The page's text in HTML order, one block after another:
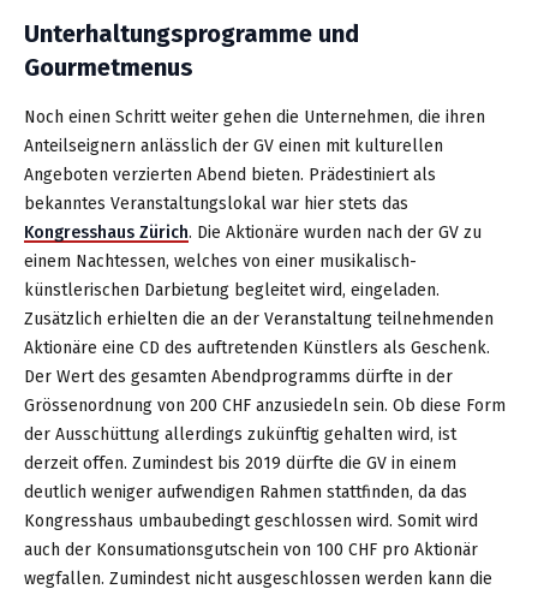
Unterhaltungsprogramme und
Gourmetmenus
Noch einen Schritt weiter gehen die Unternehmen, die ihren
Anteilseignern anlässlich der GV einen mit kulturellen
Angeboten verzierten Abend bieten. Prädestiniert als
bekanntes Veranstaltungslokal war hier stets das
Kongresshaus Zürich. Die Aktionäre wurden nach der GV zu
einem Nachtessen, welches von einer musikalisch-
künstlerischen Darbietung begleitet wird, eingeladen.
Zusätzlich erhielten die an der Veranstaltung teilnehmenden
Aktionäre eine CD des auftretenden Künstlers als Geschenk.
Der Wert des gesamten Abendprogramms dürfte in der
Grössenordnung von 200 CHF anzusiedeln sein. Ob diese Form
der Ausschüttung allerdings zukünftig gehalten wird, ist
derzeit offen. Zumindest bis 2019 dürfte die GV in einem
deutlich weniger aufwendigen Rahmen stattfinden, da das
Kongresshaus umbaubedingt geschlossen wird. Somit wird
auch der Konsumationsgutschein von 100 CHF pro Aktionär
wegfallen. Zumindest nicht ausgeschlossen werden kann die